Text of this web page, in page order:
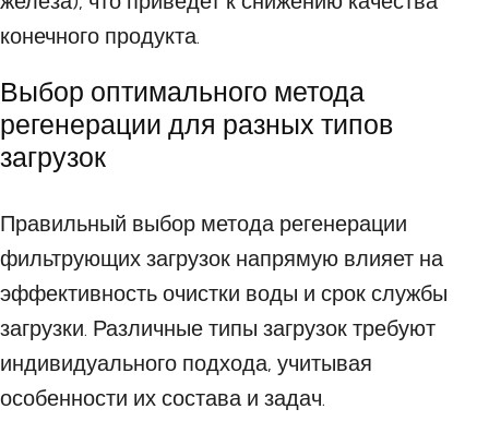
конечного продукта.
Выбор оптимального метода
регенерации для разных типов
загрузок
Правильный выбор метода регенерации
фильтрующих загрузок напрямую влияет на
эффективность очистки воды и срок службы
загрузки. Различные типы загрузок требуют
индивидуального подхода, учитывая
особенности их состава и задач.